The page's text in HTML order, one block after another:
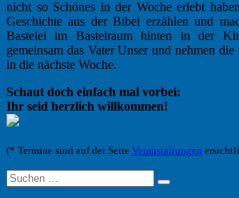
nicht so Schönes in der Woche erlebt
Geschichte aus der Bibel erzählen und
Bastelei im Bastelraum hinten in der
gemeinsam das Vater Unser und nehmen
in die nächste Woche.
Schaut doch einfach mal vorbei:
Ihr seid herzlich willkommen!
(* Termine sind auf der Seite Veranstaltungen
Suchen
nach:
Suchen